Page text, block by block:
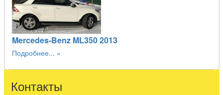
Mercedes-Benz ML350 2013
Подробнее...
Контакты